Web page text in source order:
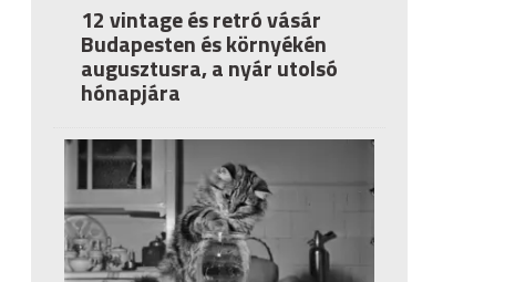
12 vintage és retró vásár
Budapesten és környékén
augusztusra, a nyár utolsó
hónapjára